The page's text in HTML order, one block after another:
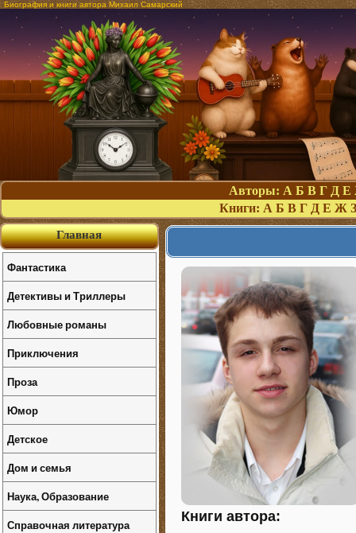
Биография и книги автора Михаил Самарский
Авторы: А Б В Г Д Е
Книги: А Б В Г Д Е Ж З
Книги автора:
Главная
Фантастика
Детективы и Триллеры
Любовные романы
Приключения
Проза
Юмор
Детское
Дом и семья
Наука, Образование
Справочная литература